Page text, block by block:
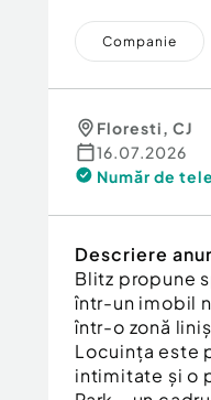
Companie
Floresti, CJ
16.07.2026
Număr de
Descriere
Blitz propune
într-un imobil
într-o zonă
Locuința este
intimitate și o